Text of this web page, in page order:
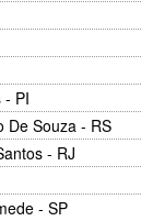
- PI
De Souza - RS
- RJ
- SP